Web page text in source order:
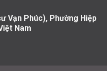
Vạn Phúc), Phường Hiệp
Nam